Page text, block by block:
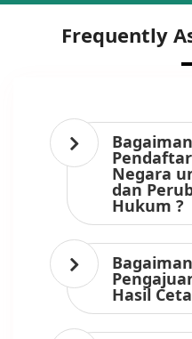
Frequently
Negara
dan
Hukum ?
Hasil